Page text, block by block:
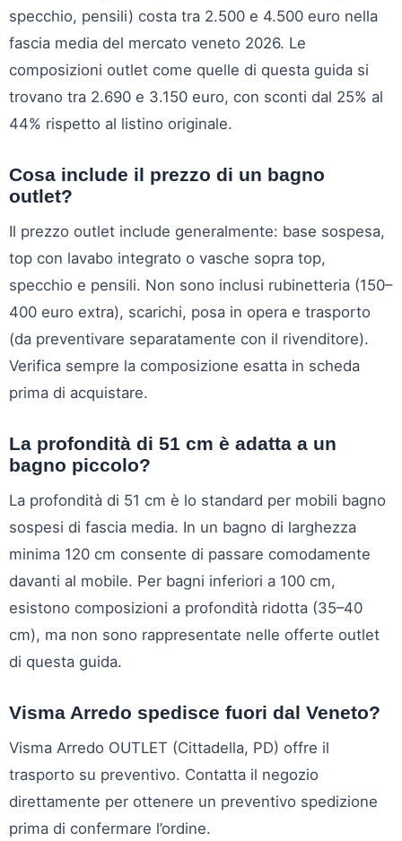
specchio, pensili) costa tra 2.500 e 4.500 euro nella
fascia media del mercato veneto 2026. Le
composizioni outlet come quelle di questa guida si
trovano tra 2.690 e 3.150 euro, con sconti dal 25% al
44% rispetto al listino originale.
Cosa include il prezzo di un bagno
outlet?
Il prezzo outlet include generalmente: base sospesa,
top con lavabo integrato o vasche sopra top,
specchio e pensili. Non sono inclusi rubinetteria (150–
400 euro extra), scarichi, posa in opera e trasporto
(da preventivare separatamente con il rivenditore).
Verifica sempre la composizione esatta in scheda
prima di acquistare.
La profondità di 51 cm è adatta a un
bagno piccolo?
La profondità di 51 cm è lo standard per mobili bagno
sospesi di fascia media. In un bagno di larghezza
minima 120 cm consente di passare comodamente
davanti al mobile. Per bagni inferiori a 100 cm,
esistono composizioni a profondità ridotta (35–40
cm), ma non sono rappresentate nelle offerte outlet
di questa guida.
Visma Arredo spedisce fuori dal Veneto?
Visma Arredo OUTLET (Cittadella, PD) offre il
trasporto su preventivo. Contatta il negozio
direttamente per ottenere un preventivo spedizione
prima di confermare l’ordine.